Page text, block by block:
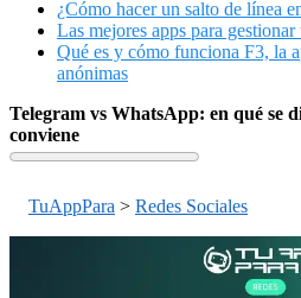
¿Cómo hacer un salto de línea
Las mejores apps para gestionar
Qué es y cómo funciona F3, la
anónimas
Telegram vs WhatsApp: en qué se
conviene
TuAppPara > Redes Sociales